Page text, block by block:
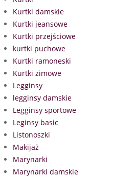
Kurtki damskie
Kurtki jeansowe
Kurtki przejściowe
kurtki puchowe
Kurtki ramoneski
Kurtki zimowe
Legginsy
legginsy damskie
Legginsy sportowe
Leginsy basic
Listonoszki
Makijaż
Marynarki
Marynarki damskie